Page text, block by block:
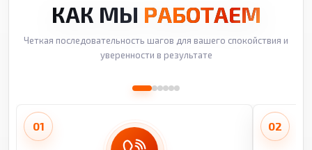
КАК МЫ РАБОТАЕМ
Четкая последовательность шагов для вашего спокойствия и
уверенности в результате
01 02